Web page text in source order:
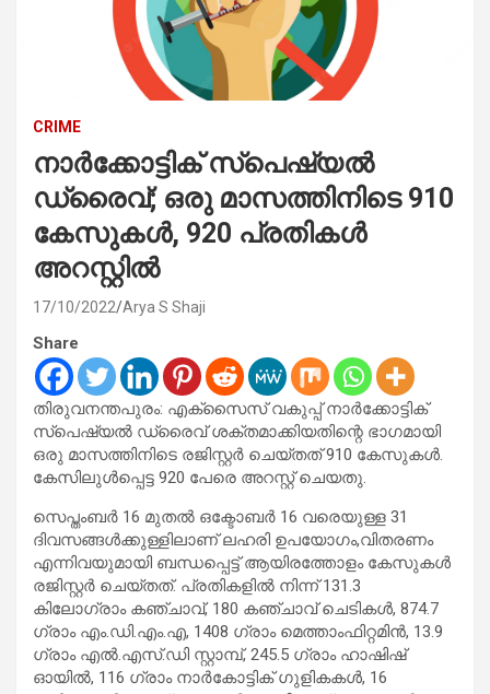
CRIME
നാർക്കോട്ടിക് സ്പെഷ്യൽ
ഡ്രൈവ്; ഒരു മാസത്തിനിടെ 910
കേസുകൾ, 920 പ്രതികൾ
അറസ്റ്റിൽ
17/10/2022 Arya S Shaji
Share
തിരുവനന്തപുരം: എക്സൈസ് വകുപ്പ് നാർക്കോട്ടിക്
സ്പെഷ്യൽ ഡ്രൈവ് ശക്തമാക്കിയതിന്റെ ഭാഗമായി
ഒരു മാസത്തിനിടെ രജിസ്റ്റർ ചെയ്തത് 910 കേസുകൾ.
കേസിലുൾപ്പെട്ട 920 പേരെ അറസ്റ്റ് ചെയതു.
സെപ്തംബർ 16 മുതൽ ഒക്ടോബർ 16 വരെയുള്ള 31
ദിവസങ്ങൾക്കുള്ളിലാണ് ലഹരി ഉപയോഗം,വിതരണം
എന്നിവയുമായി ബന്ധപ്പെട്ട് ആയിരത്തോളം കേസുകൾ
രജിസ്റ്റർ ചെയ്തത്. പ്രതികളിൽ നിന്ന് 131.3
കിലോഗ്രാം കഞ്ചാവ്, 180 കഞ്ചാവ് ചെടികൾ, 874.7
ഗ്രാം എം.ഡി.എം.എ, 1408 ഗ്രാം മെത്താംഫിറ്റമിൻ, 13.9
ഗ്രാം എൽ.എസ്.ഡി സ്റ്റാമ്പ്, 245.5 ഗ്രാം ഹാഷിഷ്
ഓയിൽ, 116 ഗ്രാം നാർകോട്ടിക് ഗുളികകൾ, 16